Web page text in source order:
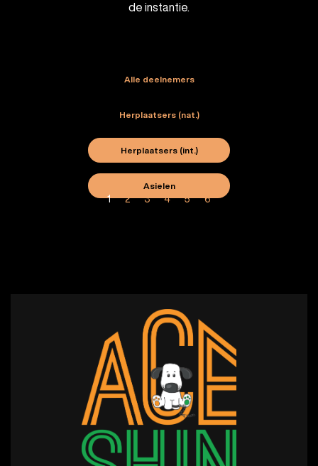
de instantie.
Alle deelnemers
Herplaatsers (nat.)
Herplaatsers (int.)
Asielen
1 2 3 4 5 6